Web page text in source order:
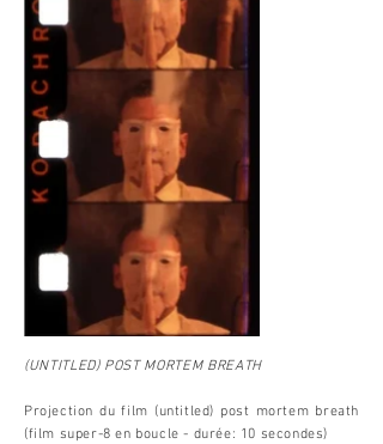
(UNTITLED) POST MORTEM BREATH
Projection du film (untitled) post mortem breath
(film super-8 en boucle - durée: 10 secondes)